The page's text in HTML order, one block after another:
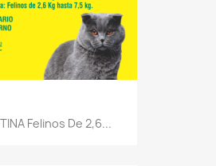
Felinos De 2,6...